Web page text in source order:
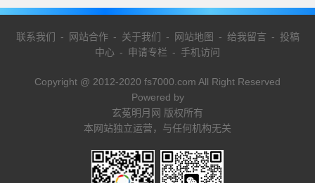
联系我们 - 网站合作- 关于我们 - 网站地图 - 给我留言 - 投稿
中心 - 申请专栏 - 手机访问
Copyright @ 2012-2020 fs7000.com All Right Reserved
Powered by
玄菟明月网 版权所有
本网站独立运营，与任何机构无关